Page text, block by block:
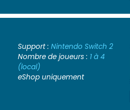
Support : Nintendo Switch 2
Nombre de joueurs : 1 à 4
(local)
eShop uniquement